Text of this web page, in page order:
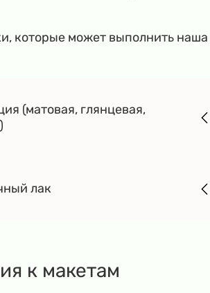
которые может выполнить наша
(матовая, глянцевая,
лак
к макетам